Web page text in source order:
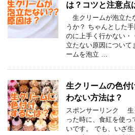
は？コツと注意点
生クリームが泡立た
うか？ ちゃんとした
のに上手く行かない・
立たない原因について
ームを泡立 …
生クリームの色付
わない方法は？
スポンサーリンク 生
った時に、食紅を使っ
いです。 でも、いざ